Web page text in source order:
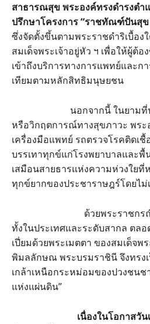
สาธารณสุข พระองค์ทรงดำรงตำ
ปรึกษาโครงการ “ราชทัณฑ์ปันสุข
ซึ่งจัดตั้งขึ้นตามพระราชดำริเบื้อง
สมเด็จพระเจ้าอยู่หัว ฯ เพื่อให้ผู้ต้อ
เข้าถึงบริการทางการแพทย์และก
เทียมตามหลักสิทธิมนุษยชน
นอกจากนี้ ในยามที่ประ
หรือวิกฤตการณ์ทางสุขภาวะ พร
เครื่องมือแพทย์ รถตรวจโรคติดเ
บรรเทาทุกข์แก่โรงพยาบาลและพื้
เสมือนสายธารแห่งความห่วงใยที่
ทุกข์ยากของประชาราษฎร์โดยไ
ด้วยพระราชกรณียกิจ
ทั้งในประเทศและระดับสากล ตล
เปี่ยมด้วยพระเมตตา ของสมเด็จพ
พิมลลักษณ พระบรมราชินี จึงทรง
เกล้าเหนือกระหม่อมของปวงชนช
แห่งแผ่นดิน”
เนื่องในโอกาสวั